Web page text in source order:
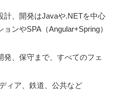
計、開発はJavaや.NETを中心
ンやSPA（Angular+Spring）
、保守まで、すべてのフェ
ィア、鉄道、公共など